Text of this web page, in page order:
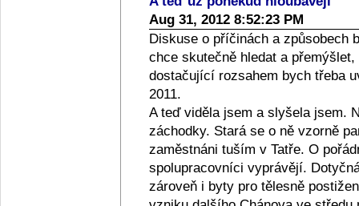
Aug 31, 2012 8:52:23 PM
Diskuse o příčinách a způsobech
chce skutečně hledat a
dostačující rozsahem bych třeba
2011.
A teď viděla jsem a slyšela jsem.
záchodky. Stará se o ně vzorně
zaměstnáni tuším v Tatře. O
spolupracovníci vyprávějí.
zároveň i byty pro tělesně